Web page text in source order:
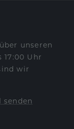
unseren
17:00 Uhr
wir
senden